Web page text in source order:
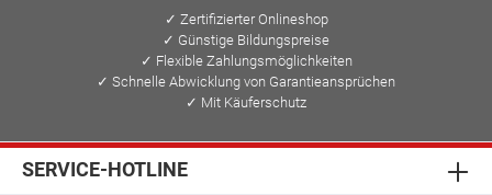
✓ Zertifizierter Onlineshop
✓ Günstige Bildungspreise
✓ Flexible Zahlungsmöglichkeiten
✓ Schnelle Abwicklung von Garantieansprüchen
✓ Mit Käuferschutz
SERVICE-HOTLINE